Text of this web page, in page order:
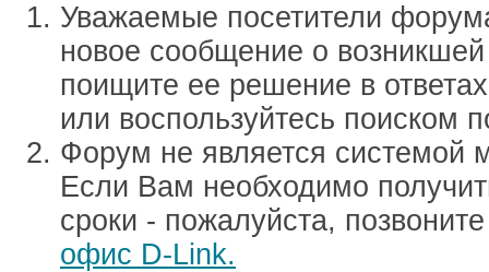
Уважаемые посетители
новое сообщение о
поищите ее решение в
или воспользуйтесь поиском
Форум не является системой
Если Вам необходимо
сроки - пожалуйста,
офис D-Link.